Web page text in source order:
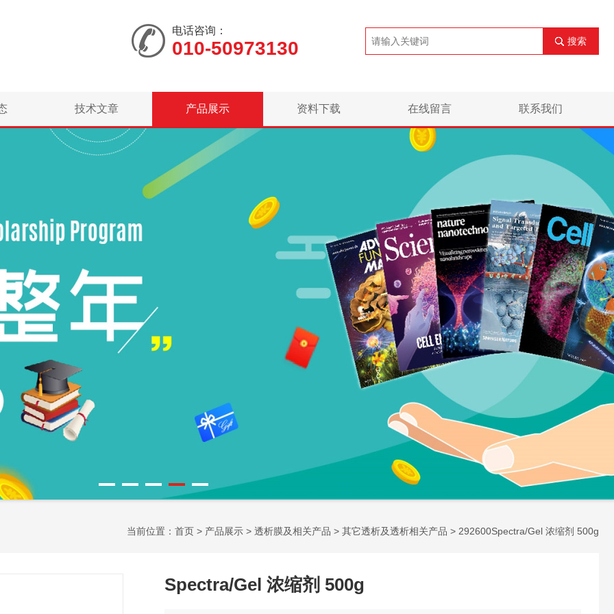
电话咨询：
010-50973130 搜索
技术文章 产品展示 资料下载 在线留言 联系我们
当前位置： 首页 > 产品展示 > 透析膜及相关产品 > 其它透析及透析相关产品 > 292600Spectra/Gel 浓缩剂 500g
Spectra/Gel 浓缩剂 500g